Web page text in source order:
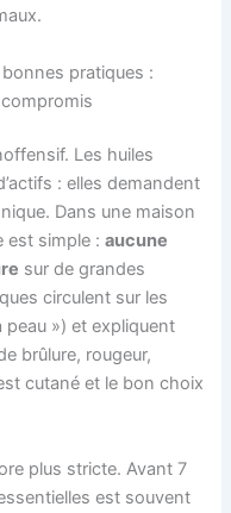
pratiques :
Les huiles
: elles demandent
Dans une maison
est simple :aucune
sur de grandes
circulent sur les
peau ») et expliquent
brûlure, rougeur,
cutané et le bon choix
plus stricte. Avant 7
est souvent